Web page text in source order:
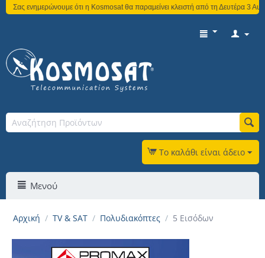
ενημερώνουμε ότι η Kosmosat θα παραμείνει κλειστή από τη Δευτέρα 3
Το καλάθι είναι άδειο
Μενού
Αρχική / TV & SAT / Πολυδιακόπτες / 5 Εισόδων